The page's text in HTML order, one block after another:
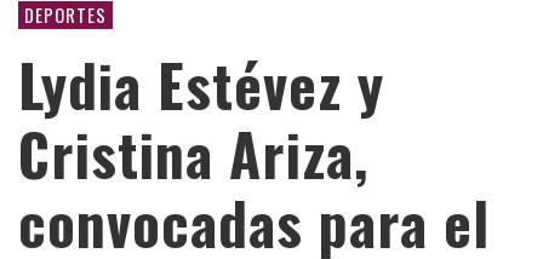
DEPORTES
Lydia Estévez y
Cristina Ariza,
convocadas para el